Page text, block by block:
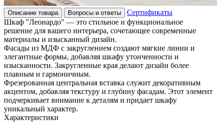
Описание товара Вопросы и ответы
Сертификаты
Шкаф "Леонардо" — это стильное и функциональное
решение для вашего интерьера, сочетающее современные
материалы и изысканный дизайн.
Фасады из МДФ с закруглением создают мягкие линии и
элегантные формы, добавляя шкафу утонченности и
изысканности. Закругленные края делают дизайн более
плавным и гармоничным.
Фрезерованная центральная вставка служит декоративным
акцентом, добавляя текстуру и глубину фасадам. Этот элемент
подчеркивает внимание к деталям и придает шкафу
уникальный характер.
Характеристики